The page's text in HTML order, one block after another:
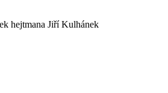
hejtmana Jiří Kulhánek